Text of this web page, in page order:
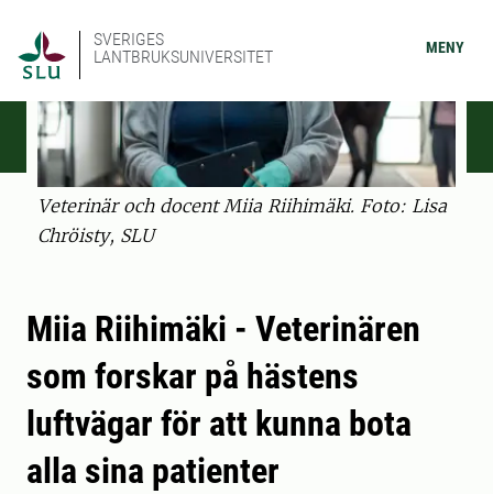
SVERIGES
LANTBRUKSUNIVERSITET
MENY
Veterinär och docent Miia Riihimäki. Foto: Lisa
Chröisty, SLU
Miia Riihimäki - Veterinären
som forskar på hästens
luftvägar för att kunna bota
alla sina patienter